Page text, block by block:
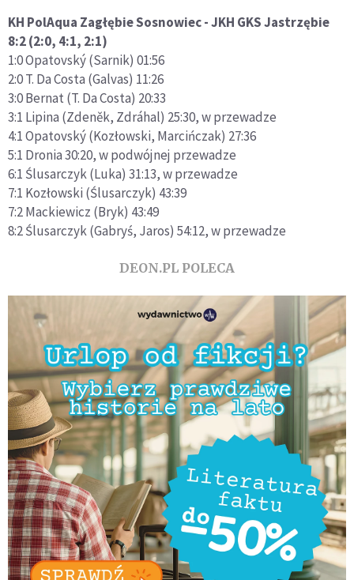
KH PolAqua Zagłębie Sosnowiec - JKH GKS Jastrzębie
8:2 (2:0, 4:1, 2:1)
1:0 Opatovský (Sarnik) 01:56
2:0 T. Da Costa (Galvas) 11:26
3:0 Bernat (T. Da Costa) 20:33
3:1 Lipina (Zdeněk, Zdráhal) 25:30, w przewadze
4:1 Opatovský (Kozłowski, Marcińczak) 27:36
5:1 Dronia 30:20, w podwójnej przewadze
6:1 Ślusarczyk (Luka) 31:13, w przewadze
7:1 Kozłowski (Ślusarczyk) 43:39
7:2 Mackiewicz (Bryk) 43:49
8:2 Ślusarczyk (Gabryś, Jaros) 54:12, w przewadze
DEON.PL POLECA